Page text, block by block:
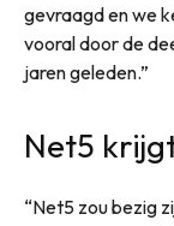
gevraagd en we
vooral door de
jaren geleden.”
Net5
“Net5 zou bezig